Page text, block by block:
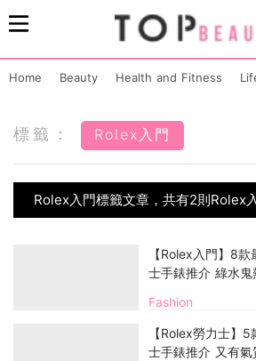
Home Beauty Health and Fitness
標籤： Rolex入門
Rolex入門標籤文章，共有2則Rolex
Fashion
【Rolex入門】8
士手錶推介 綠水
【Rolex勞力士】
士手錶推介 又有